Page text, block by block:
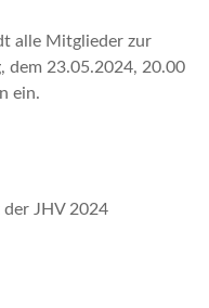
alle Mitglieder zur
dem 23.05.2024, 20.00
ein.
JHV 2024